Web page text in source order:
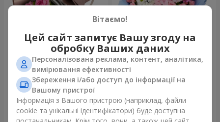
Букет "7 рожевих троянд!"
1 074 грн
Замовити
Романтичний букет
"Небеса"
Замовити
Вітаємо!
Цей сайт запитує Вашу згоду на
обробку Ваших даних
Персоналізована реклама, контент, аналітика,
вимірювання ефективності
Збереження і/або доступ до інформації на
Вашому пристрої
Інформація з Вашого пристрою (наприклад, файли
cookie та унікальні ідентифікатори) буде доступна